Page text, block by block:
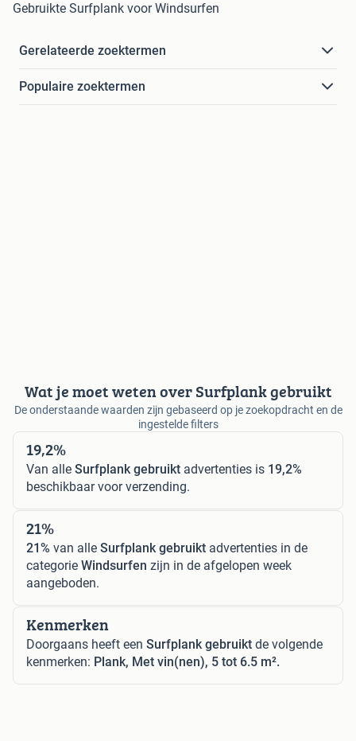
Gebruikte Surfplank voor Windsurfen
Gerelateerde zoektermen
Populaire zoektermen
Wat je moet weten over Surfplank gebruikt
De onderstaande waarden zijn gebaseerd op je zoekopdracht en de
ingestelde filters
19,2%
Van alle Surfplank gebruikt advertenties is 19,2%
beschikbaar voor verzending.
21%
21% van alle Surfplank gebruikt advertenties in de
categorie Windsurfen zijn in de afgelopen week
aangeboden.
Kenmerken
Doorgaans heeft een Surfplank gebruikt de volgende
kenmerken: Plank, Met vin(nen), 5 tot 6.5 m².